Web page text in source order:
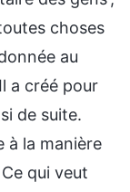
choses
au
a créé pour
de suite.
à la manière
qui veut